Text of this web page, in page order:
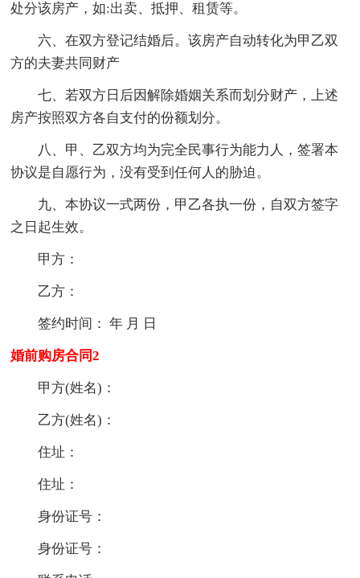
处分该房产，如:出卖、抵押、租赁等。
六、在双方登记结婚后。该房产自动转化为甲乙双
方的夫妻共同财产
七、若双方日后因解除婚姻关系而划分财产，上述
房产按照双方各自支付的份额划分。
八、甲、乙双方均为完全民事行为能力人，签署本
协议是自愿行为，没有受到任何人的胁迫。
九、本协议一式两份，甲乙各执一份，自双方签字
之日起生效。
甲方：
乙方：
签约时间： 年 月 日
婚前购房合同2
甲方(姓名)：
乙方(姓名)：
住址：
住址：
身份证号：
身份证号：